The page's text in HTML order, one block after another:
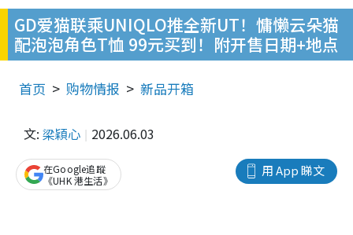
GD爱猫联乘UNIQLO推全新UT！慵懒云朵猫
配泡泡角色T恤 99元买到！附开售日期+地点
首页 购物情报 新品开箱
文: 梁穎心 2026.06.03
用 App 睇文
在Google追蹤
《UHK 港生活》